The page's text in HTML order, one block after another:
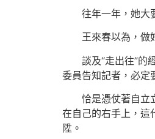
往年一年，她大
王來春以為，做
談及“走出往”的
委員告知記者，必定
恰是憑仗著自立
在自己的右手上，這
陞。